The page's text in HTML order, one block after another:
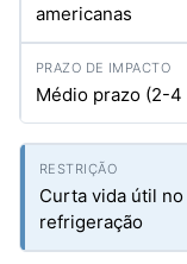
americanas
Médio prazo (2-4
Curta vida útil
refrigeração